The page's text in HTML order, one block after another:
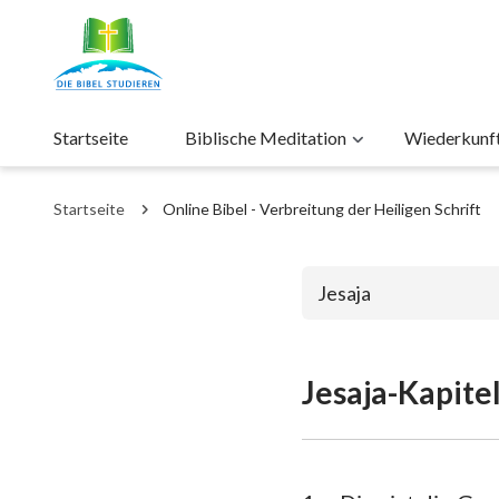
Startseite Biblische Meditation
Startseite Online Bibel - Verbreitung der Heiligen Schrift
Jesaja
Das alte
Jesaja-